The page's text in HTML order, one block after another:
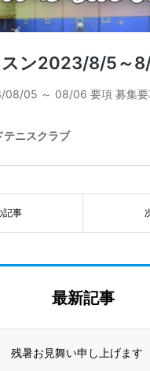
最新記事
残暑お見舞い申し上げます